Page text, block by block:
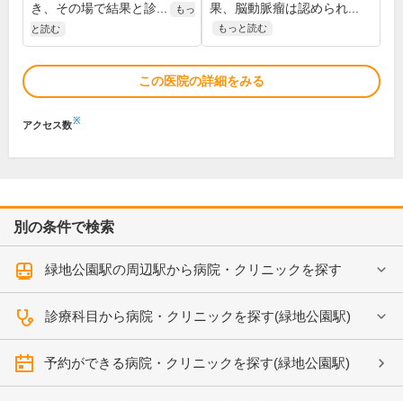
き、その場で結果と診...
もっ
と読む
果、脳動脈瘤は認められ...
もっと読む
この医院の詳細をみる
アクセス数※
別の条件で検索
緑地公園駅の周辺駅から病院・クリニックを探す
診療科目から病院・クリニックを探す(緑地公園駅)
予約ができる病院・クリニックを探す(緑地公園駅)